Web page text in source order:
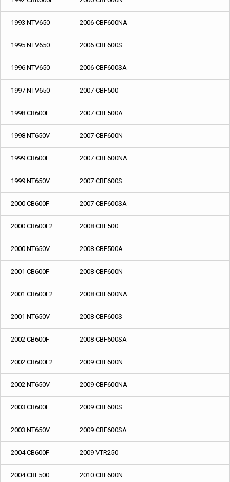
1993 NTV650 2006 CBF600NA
1995 NTV650 2006 CBF600S
1996 NTV650 2006 CBF600SA
1997 NTV650 2007 CBF500
1998 CB600F 2007 CBF500A
1998 NT650V 2007 CBF600N
1999 CB600F 2007 CBF600NA
1999 NT650V 2007 CBF600S
2000 CB600F 2007 CBF600SA
2000 CB600F2 2008 CBF500
2000 NT650V 2008 CBF500A
2001 CB600F 2008 CBF600N
2001 CB600F2 2008 CBF600NA
2001 NT650V 2008 CBF600S
2002 CB600F 2008 CBF600SA
2002 CB600F2 2009 CBF600N
2002 NT650V 2009 CBF600NA
2003 CB600F 2009 CBF600S
2003 NT650V 2009 CBF600SA
2004 CB600F 2009 VTR250
2004 CBF500 2010 CBF600N